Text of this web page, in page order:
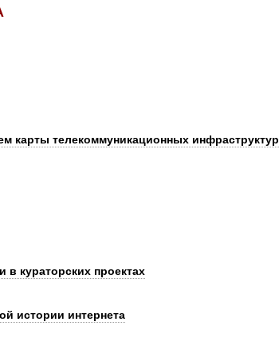
карты телекоммуникационных инфраструктур
в кураторских проектах
истории интернета